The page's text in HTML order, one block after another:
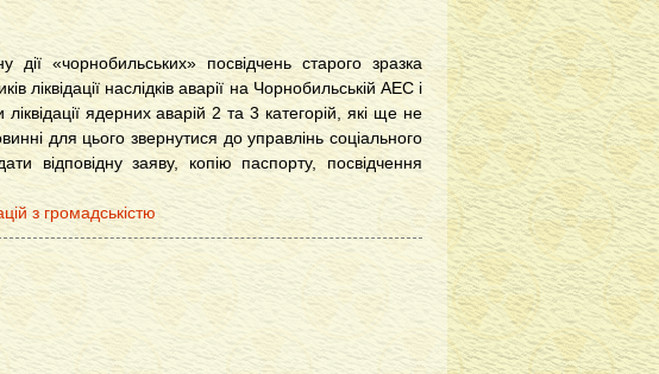
«чорнобильських» посвідчень старого зразка
ліквідації наслідків аварії на Чорнобильській АЕС і
ядерних аварій 2 та 3 категорій, які ще не
для цього звернутися до управлінь соціального
відповідну заяву, копію паспорту, посвідчення
з громадськістю